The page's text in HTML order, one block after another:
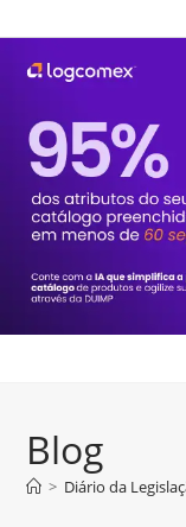
Blog
> Diário da